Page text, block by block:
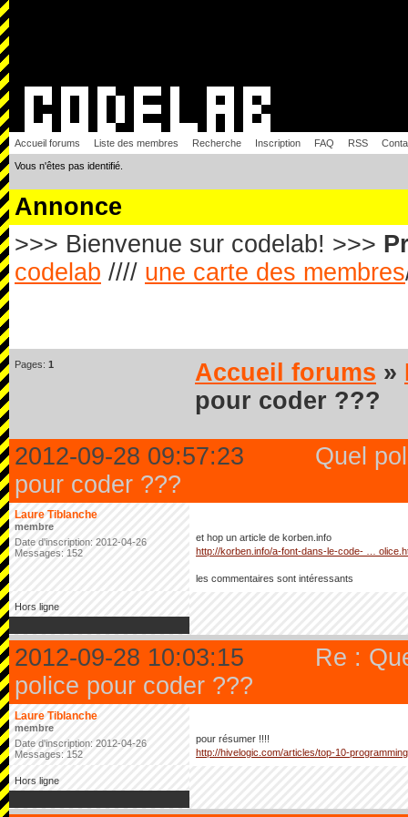
Accueil forums Liste des membres Recherche Inscription FAQ RSS
Vous n'êtes pas identifié.
Annonce
>>> Bienvenue sur codelab! >>>
codelab //// une carte des membres
Pages: 1 Accueil forums »
pour coder ???
2012-09-28 09:57:23
Quel
pour coder ???
Laure Tiblanche
membre
Date d'inscription: 2012-04-26
Messages: 152
et hop un article de korben.info
http://korben.info/a-font-dans-le-code- …
les commentaires sont intéressants
Hors ligne
2012-09-28 10:03:15
Re :
police pour coder ???
Laure Tiblanche
membre
Date d'inscription: 2012-04-26
Messages: 152
pour résumer !!!!
http://hivelogic.com/articles/top-10-
Hors ligne